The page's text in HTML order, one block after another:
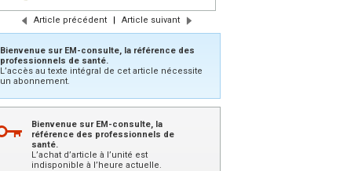
Article précédent | Article suivant
Bienvenue sur EM-consulte, la référence des
professionnels de santé.
L’accès au texte intégral de cet article nécessite
un abonnement.
Bienvenue sur EM-consulte, la
référence des professionnels de
santé.
L’achat d’article à l’unité est
indisponible à l’heure actuelle.